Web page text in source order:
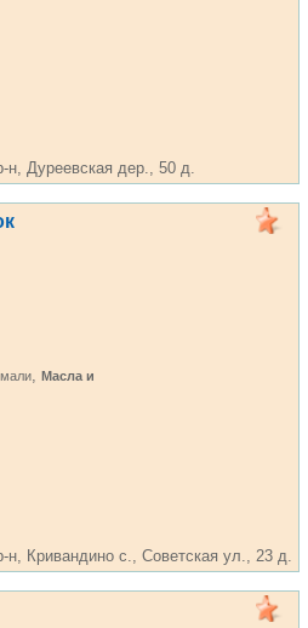
н, Дуреевская дер., 50 д.
, Масла и
н, Кривандино с., Советская ул., 23 д.